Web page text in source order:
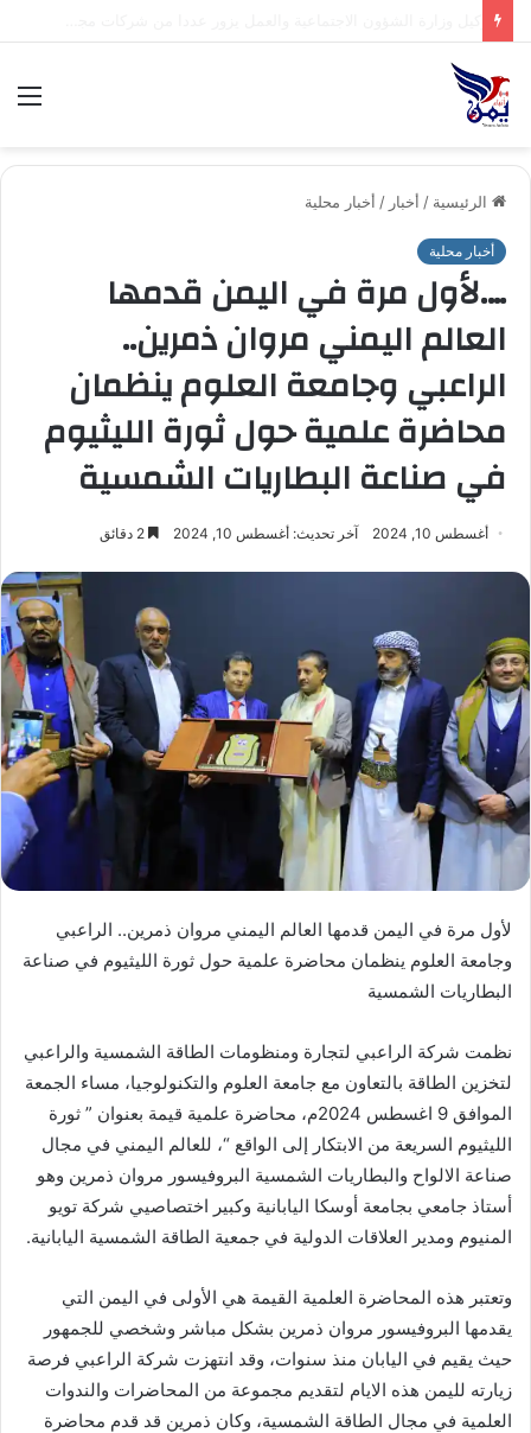
الرئيسية / أخبار / أخبار محلية
أخبار محلية
….لأول مرة في اليمن قدمها
العالم اليمني مروان ذمرين..
الراعبي وجامعة العلوم ينظمان
محاضرة علمية حول ثورة الليثيوم
في صناعة البطاريات الشمسية
أغسطس 10, 2024 آخر تحديث: أغسطس 10, 2024
لأول مرة في اليمن قدمها العالم اليمني مروان ذمرين.. الراعبي
وجامعة العلوم ينظمان محاضرة علمية حول ثورة الليثيوم في صناعة
البطاريات الشمسية
نظمت شركة الراعبي لتجارة ومنظومات الطاقة الشمسية والراعبي
لتخزين الطاقة بالتعاون مع جامعة العلوم والتكنولوجيا، مساء الجمعة
الموافق 9 اغسطس 2024م، محاضرة علمية قيمة بعنوان ” ثورة
الليثيوم السريعة من الابتكار إلى الواقع “، للعالم اليمني في مجال
صناعة الالواح والبطاريات الشمسية البروفيسور مروان ذمرين وهو
أستاذ جامعي بجامعة أوسكا اليابانية وكبير اختصاصيي شركة تويو
المنيوم ومدير العلاقات الدولية في جمعية الطاقة الشمسية اليابانية.
وتعتبر هذه المحاضرة العلمية القيمة هي الأولى في اليمن التي
يقدمها البروفيسور مروان ذمرين بشكل مباشر وشخصي للجمهور
حيث يقيم في اليابان منذ سنوات، وقد انتهزت شركة الراعبي فرصة
زيارته لليمن هذه الايام لتقديم مجموعة من المحاضرات والندوات
العلمية في مجال الطاقة الشمسية، وكان ذمرين قد قدم محاضرة